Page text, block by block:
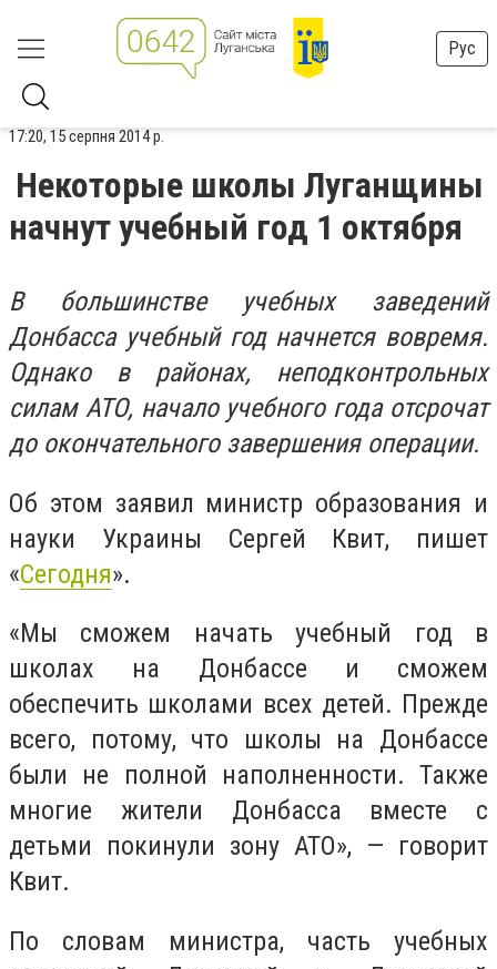
Рус
17:20, 15 серпня 2014 р.
Некоторые школы Луганщины
начнут учебный год 1 октября
В большинстве учебных заведений
Донбасса учебный год начнется вовремя.
Однако в районах, неподконтрольных
силам АТО, начало учебного года отсрочат
до окончательного завершения операции.
Об этом заявил министр образования и
науки Украины Сергей Квит, пишет
«Сегодня».
«Мы сможем начать учебный год в
школах на Донбассе и сможем
обеспечить школами всех детей. Прежде
всего, потому, что школы на Донбассе
были не полной наполненности. Также
многие жители Донбасса вместе с
детьми покинули зону АТО», — говорит
Квит.
По словам министра, часть учебных